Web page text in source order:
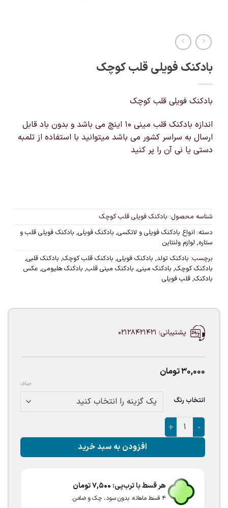
بادکنک فویلی قلب کوچک
بادکنک فویلی قلب کوچک
اندازه بادکنک قلب مینی 10 اینچ می باشد و بدون باد قابل
ارسال به سراسر کشور می باشد میتوانید با استفاده از تلمبه
دستی یا نی آن را پر کنید
شناسه محصول: بادکنک فویلی قلب کوچک
دسته: انواع بادکنک فویلی و لاتکسی, بادکنک فویلی, بادکنک فویلی قلب و
ستاره, لوازم ولنتاین
برچسب: بادکنک تولد, بادکنک فویلی, بادکنک قلب کوچک, بادکنک قلبی,
بادکنک کوچک, بادکنک مینی, بادکنک مینی قلب, بادکنک هلیومی, عکس
بادکنک, قلب فویلی
پشتیبانی: 02128421421
30,000تومان
انتخاب رنگ
صاف
بادکنک فویلی قلب کوچک عدد
افزودن به سبد خرید
هر قسط با ترب‌پی: 7,500تومان
۴ قسط ماهانه. بدون سود، چک و ضامن.